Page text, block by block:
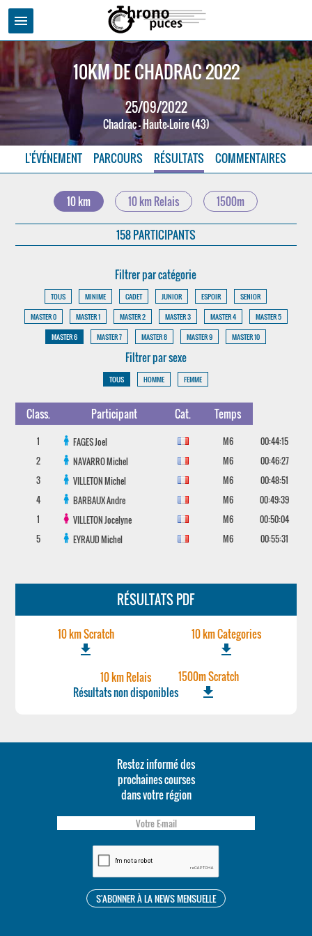
menu
10KM DE CHADRAC 2022
25/09/2022
Chadrac - Haute-Loire (43)
L'ÉVÉNEMENT PARCOURS RÉSULTATS COMMENTAIRES
10 km 10 km Relais 1500m
158 PARTICIPANTS
Filtrer par catégorie
TOUS MINIME CADET JUNIOR ESPOIR
SENIOR
MASTER 0
MASTER 1 MASTER 2 MASTER 3 MASTER 4
MASTER 5
MASTER 6
MASTER 7 MASTER 8 MASTER 9 MASTER 10
Filtrer par sexe
TOUS HOMME FEMME
Class. Participant Cat. Temps
1 FAGESJoel M6
00:44:15
2
NAVARROMichel M6
00:46:27
3
VILLETONMichel M6
00:48:51
4
BARBAUXAndre M6
00:49:39
1
VILLETONJocelyne M6
00:50:04
5
EYRAUDMichel M6 00:55:31
RÉSULTATS PDF
10 km Scratch
file_download
10 km Categories
file_download
10 km Relais
Résultats non disponibles
1500m Scratch
file_download
Restez informé des
prochaines courses
dans votre région